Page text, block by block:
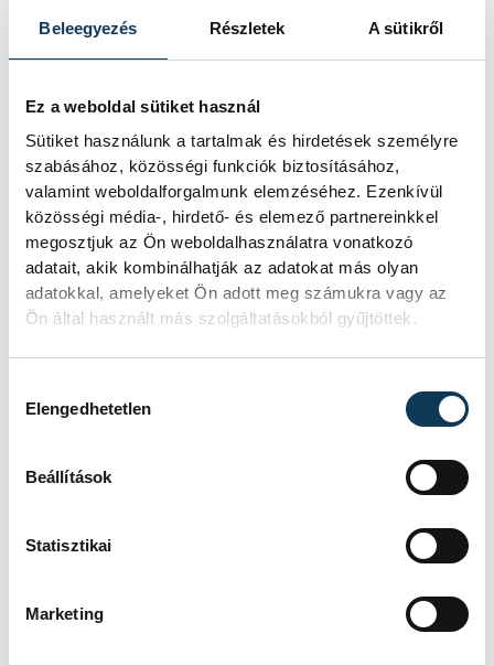
Beleegyezés Részletek A sütikről
Ez a weboldal sütiket használ
Sütiket használunk a tartalmak és hirdetések személyre
szabásához, közösségi funkciók biztosításához,
valamint weboldalforgalmunk elemzéséhez. Ezenkívül
közösségi média-, hirdető- és elemező partnereinkkel
megosztjuk az Ön weboldalhasználatra vonatkozó
adatait, akik kombinálhatják az adatokat más olyan
adatokkal, amelyeket Ön adott meg számukra vagy az
Ön által használt más szolgáltatásokból gyűjtöttek.
Elengedhetetlen
Beállítások
Statisztikai
Marketing
TOVÁBBI CIKKEK
KÖZÉLET
Sorra kerülnek elő
világháborús leletek az
alacsony Dunából
egy csaknem komplett, II.
világháborús német DKW NZ 350-1
motorkerékpárbukkant elő a
máshol pedig egy közel féltonnás brit